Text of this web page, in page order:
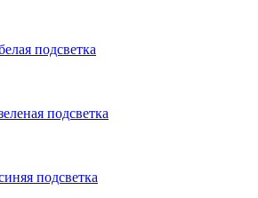
подсветка
подсветка
подсветка